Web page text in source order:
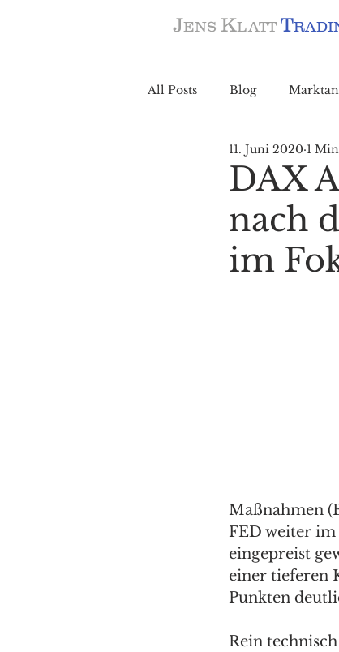
JENS KLATT T
All Posts Blog
DAX
nach
im
11. Juni 2020 1
Maßnahmen
FED weiter im
eingepreist
einer tieferen
Punkten
Rein